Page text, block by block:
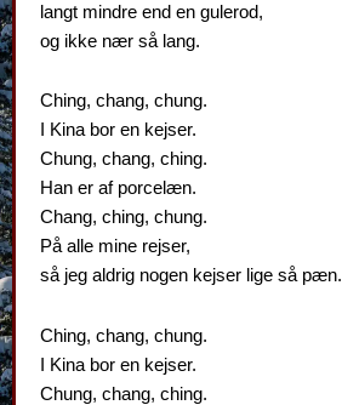
langt mindre end en gulerod,
og ikke nær så lang.
Ching, chang, chung.
I Kina bor en kejser.
Chung, chang, ching.
Han er af porcelæn.
Chang, ching, chung.
På alle mine rejser,
så jeg aldrig nogen kejser lige så pæn.
Ching, chang, chung.
I Kina bor en kejser.
Chung, chang, ching.